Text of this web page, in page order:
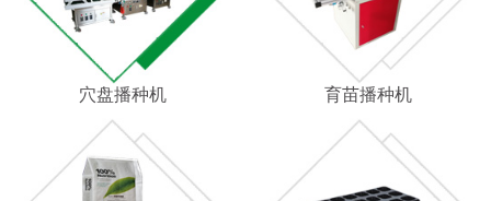
穴盘播种机 育苗播种机